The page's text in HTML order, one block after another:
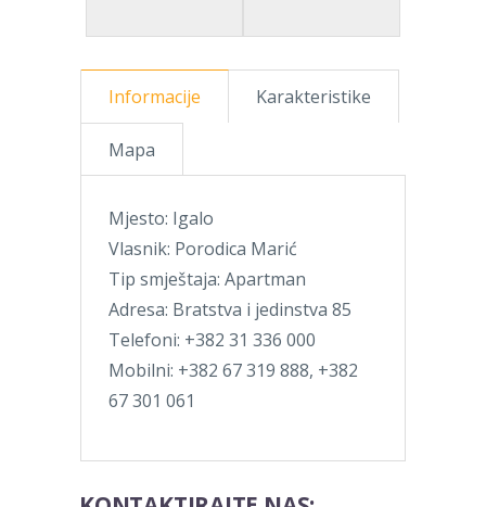
Informacije Karakteristike
Mapa
Mjesto: Igalo
Vlasnik: Porodica Marić
Tip smještaja: Apartman
Adresa: Bratstva i jedinstva 85
Telefoni: +382 31 336 000
Mobilni: +382 67 319 888, +382
67 301 061